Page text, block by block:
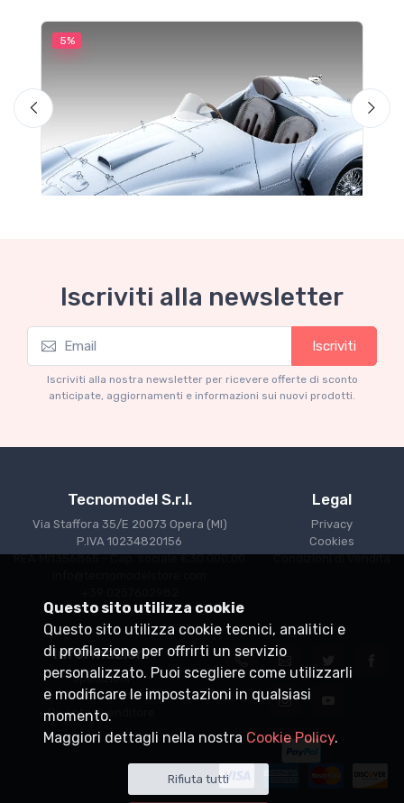
5%
Ferrari 166 MM Abarth Metallic Silver Press
Version 1953 scala 1/18
Iscriviti alla newsletter
Iscriviti
Iscriviti alla nostra newsletter per ricevere offerte di sconto
anticipate, aggiornamenti e informazioni sui nuovi prodotti.
Tecnomodel S.r.l.
Via Staffora 35/E 20073 Opera (MI)
P.IVA 10234820156
REA MI1356865 - Cap. sociale €30.000,00
Legal
Privacy
Cookies
Condizioni di Vendita
Informazioni
Spedizioni
Punti vendita
Diventa rivenditore
Questo sito utilizza cookie
Questo sito utilizza cookie tecnici, analitici e
di profilazione per offrirti un servizio
personalizzato. Puoi scegliere come utilizzarli
e modificare le impostazioni in qualsiasi
momento.
Maggiori dettagli nella nostra Cookie Policy.
Rifiuta tutti